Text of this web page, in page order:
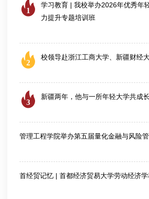
1
学习教育 | 我校举办2026年优秀年
力提升专题培训班
2
校领导赴浙江工商大学、新疆财经
3
新疆两年，他与一所年轻大学共成长
管理工程学院举办第五届量化金融与风险
首经贸记忆 | 首都经济贸易大学劳动经济